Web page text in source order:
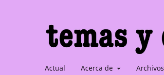
Actual Acerca de Archivos